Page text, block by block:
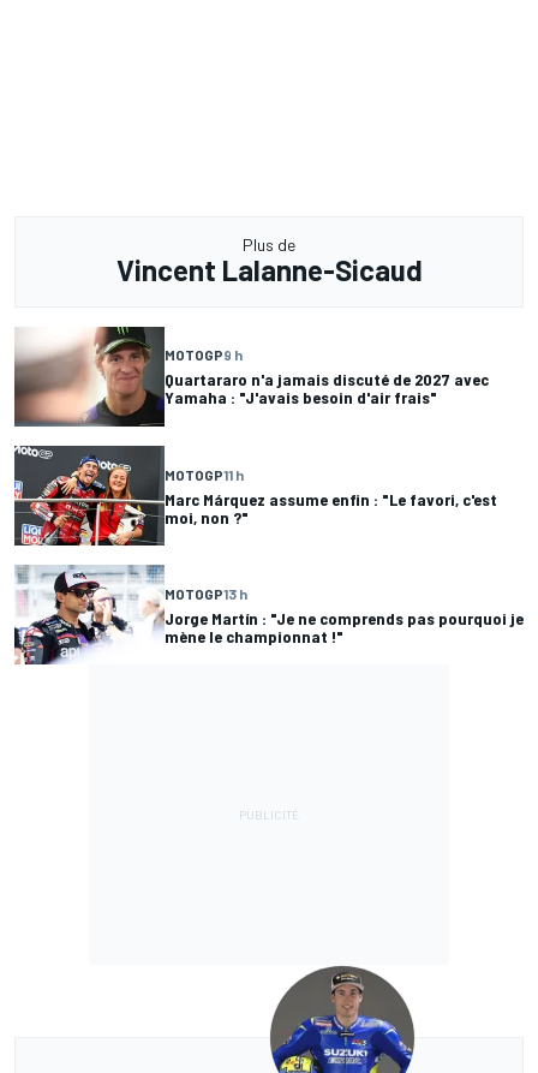
Plus de
Vincent Lalanne-Sicaud
MOTOGP9 h
Quartararo n'a jamais discuté de 2027 avec
Yamaha : "J'avais besoin d'air frais"
MOTOGP11 h
Marc Márquez assume enfin : "Le favori, c'est
moi, non ?"
MOTOGP13 h
Jorge Martín : "Je ne comprends pas pourquoi je
mène le championnat !"